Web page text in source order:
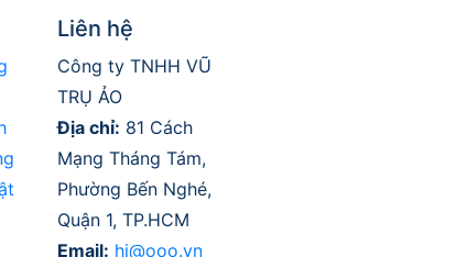
Liên hệ
Công ty TNHH VŨ
TRỤ ẢO
Địa chỉ: 81 Cách
Mạng Tháng Tám,
Phường Bến Nghé,
Quận 1, TP.HCM
Email: hi@ooo.vn